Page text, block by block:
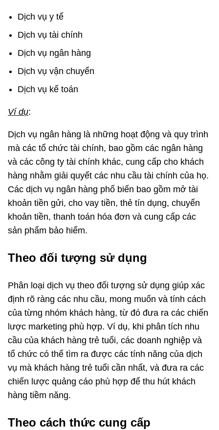
Dịch vụ y tế
Dịch vụ tài chính
Dịch vụ ngân hàng
Dịch vụ vận chuyển
Dịch vụ kế toán
Ví dụ:
Dịch vụ ngân hàng là những hoạt động và quy trình
mà các tổ chức tài chính, bao gồm các ngân hàng
và các công ty tài chính khác, cung cấp cho khách
hàng nhằm giải quyết các nhu cầu tài chính của họ.
Các dịch vụ ngân hàng phổ biến bao gồm mở tài
khoản tiền gửi, cho vay tiền, thẻ tín dụng, chuyển
khoản tiền, thanh toán hóa đơn và cung cấp các
sản phẩm bảo hiểm.
Theo đối tượng sử dụng
Phân loại dịch vụ theo đối tượng sử dụng giúp xác
định rõ ràng các nhu cầu, mong muốn và tính cách
của từng nhóm khách hàng, từ đó đưa ra các chiến
lược marketing phù hợp. Ví dụ, khi phân tích nhu
cầu của khách hàng trẻ tuổi, các doanh nghiệp và
tổ chức có thể tìm ra được các tính năng của dịch
vụ mà khách hàng trẻ tuổi cần nhất, và đưa ra các
chiến lược quảng cáo phù hợp để thu hút khách
hàng tiềm năng.
Theo cách thức cung cấp